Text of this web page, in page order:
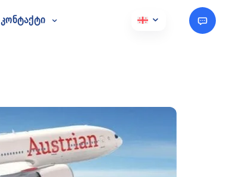
კონტაქტი